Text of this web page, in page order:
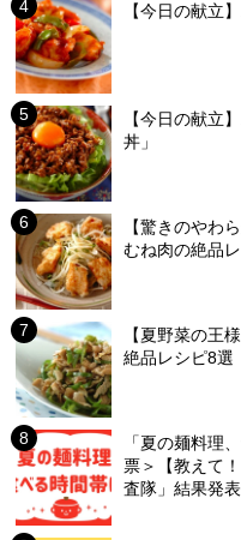
【今日の献立
【今日の献立
丼」
【驚きのやわ
むね肉の絶品
【夏野菜の王
絶品レシピ8選
「夏の麺料理
票＞【教えて
査隊」結果発